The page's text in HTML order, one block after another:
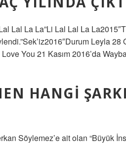
Lal La La”Li Lal Lal La
Leyla 28
You 21 Kasım 2016’da
HANGI
Söylemez’e ait olan “Büyük